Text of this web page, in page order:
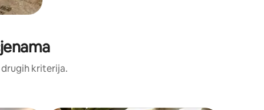
drugih kriterija.